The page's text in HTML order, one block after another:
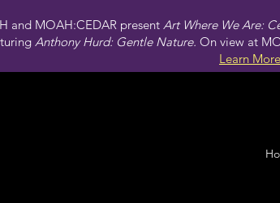
and MOAH:CEDAR present Art Where We Are:
Anthony Hurd: Gentle Nature. On view at
Learn More